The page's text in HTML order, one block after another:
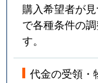
購入希望者が
で各種条件の
す。
代金の受領・